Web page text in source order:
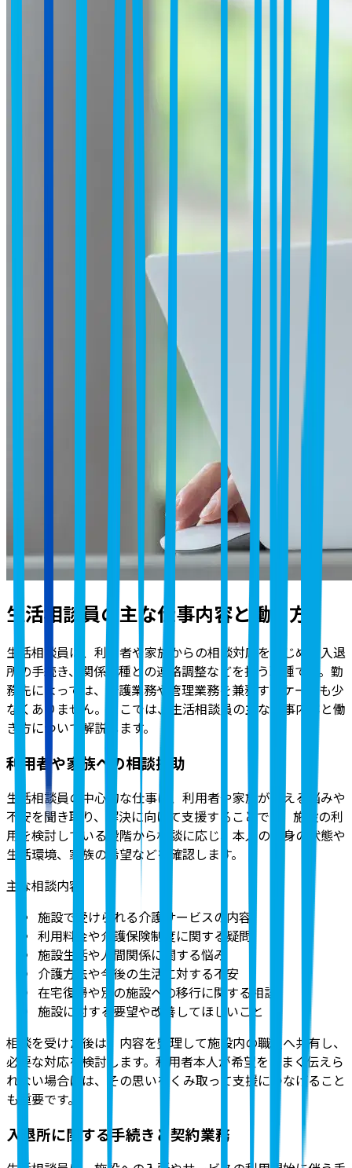
生活相談員の主な仕事内容と働き方
生活相談員は、利用者や家族からの相談対応をはじめ、入退
所の手続き、関係職種との連絡調整などを担う職種です。勤
務先によっては、介護業務や管理業務を兼務するケースも少
なくありません。ここでは、生活相談員の主な仕事内容と働
き方について解説します。
利用者や家族への相談援助
生活相談員の中心的な仕事は、利用者や家族が抱える悩みや
不安を聞き取り、解決に向けて支援することです。施設の利
用を検討している段階から相談に応じ、本人の心身の状態や
生活環境、家族の希望などを確認します。
主な相談内容
施設で受けられる介護サービスの内容
利用料金や介護保険制度に関する疑問
施設生活や人間関係に関する悩み
介護方法や今後の生活に対する不安
在宅復帰や別の施設への移行に関する相談
施設に対する要望や改善してほしいこと
相談を受けた後は、内容を整理して施設内の職員へ共有し、
必要な対応を検討します。利用者本人が希望をうまく伝えら
れない場合には、その思いをくみ取って支援につなげること
も重要です。
入退所に関する手続きと契約業務